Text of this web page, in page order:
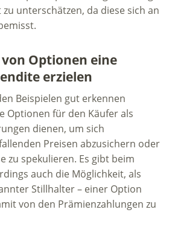
unterschätzen, da diese sich an
Optionen eine
erzielen
Beispielen gut erkennen
Optionen für den Käufer als
dienen, um sich
Preisen abzusichern oder
zu spekulieren. Es gibt beim
auch die Möglichkeit, als
Stillhalter – einer Option
von den Prämienzahlungen zu